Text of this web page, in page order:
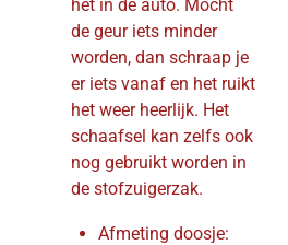
het in de auto. Mocht
de geur iets minder
worden, dan schraap je
er iets vanaf en het ruikt
het weer heerlijk. Het
schaafsel kan zelfs ook
nog gebruikt worden in
de stofzuigerzak.
Afmeting doosje: